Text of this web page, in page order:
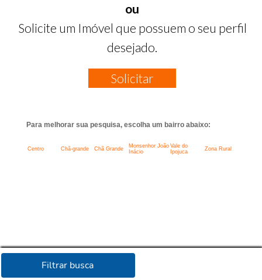
Filtrar busca
ou
Solicite um Imóvel que possuem o seu perfil
desejado.
Solicitar
Para melhorar sua pesquisa, escolha um bairro abaixo:
Centro Chã-grande Chã Grande
Monsenhor João
Inácio
Vale do
Ipojuca
Zona Rural